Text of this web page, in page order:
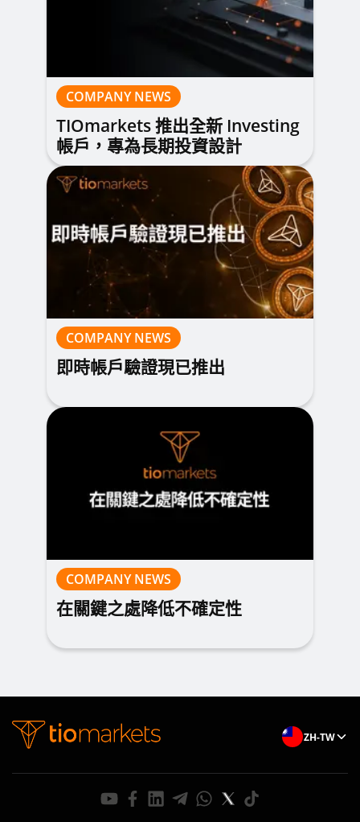
COMPANY NEWS
TIOmarkets 推出全新 Investing
帳戶，專為長期投資設計
COMPANY NEWS
即時帳戶驗證現已推出
COMPANY NEWS
在關鍵之處降低不確定性
ZH-TW